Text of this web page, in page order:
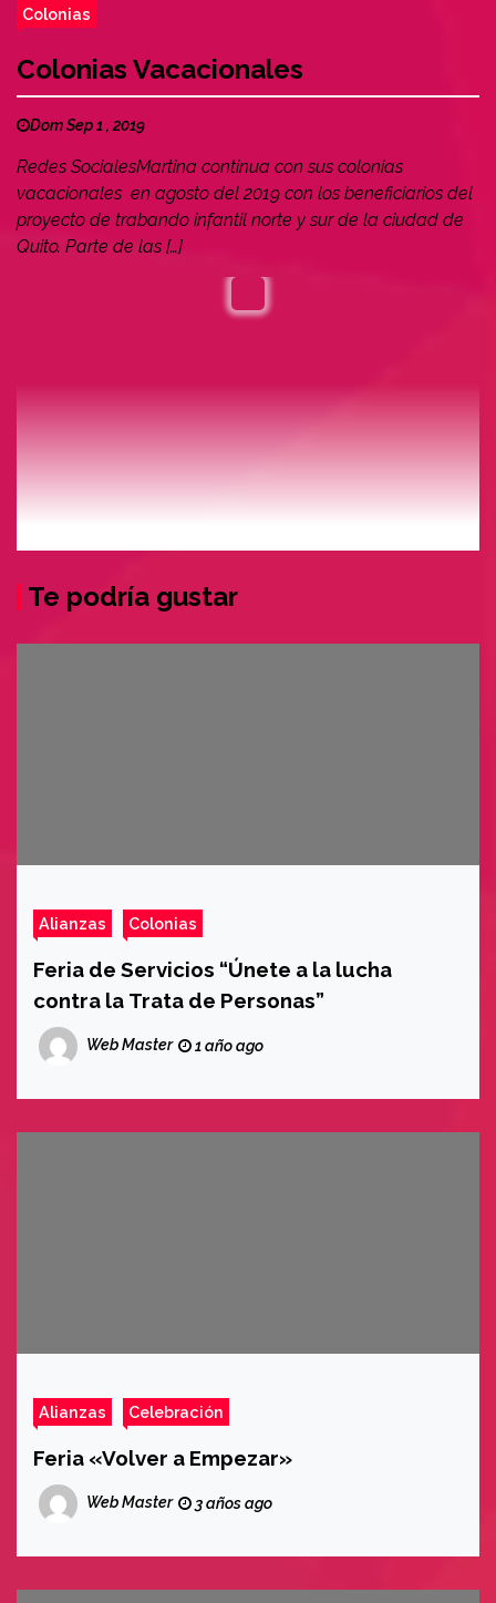
Colonias
Colonias Vacacionales
Dom Sep 1 , 2019
Redes SocialesMartina continua con sus colonias
vacacionales en agosto del 2019 con los beneficiarios del
proyecto de trabando infantil norte y sur de la ciudad de
Quito. Parte de las […]
Te podría gustar
Alianzas Colonias
Feria de Servicios “Únete a la lucha
contra la Trata de Personas”
Web Master 1 año ago
Alianzas Celebración
Feria «Volver a Empezar»
Web Master 3 años ago